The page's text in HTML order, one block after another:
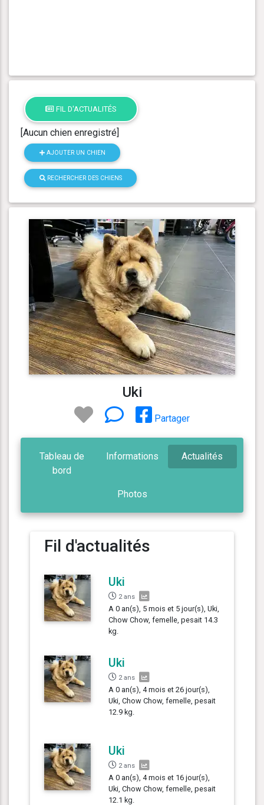
FIL D'ACTUALITÉS
[Aucun chien enregistré]
AJOUTER UN CHIEN
RECHERCHER DES CHIENS
Uki
Partager
Tableau de
bord
Informations Actualités
Photos
Fil d'actualités
Uki
2 ans
A 0 an(s), 5 mois et 5 jour(s), Uki,
Chow Chow, femelle, pesait 14.3
kg.
Uki
2 ans
A 0 an(s), 4 mois et 26 jour(s),
Uki, Chow Chow, femelle, pesait
12.9 kg.
Uki
2 ans
A 0 an(s), 4 mois et 16 jour(s),
Uki, Chow Chow, femelle, pesait
12.1 kg.